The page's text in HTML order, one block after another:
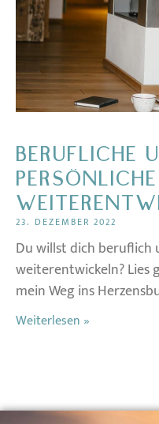
BERUFLICHE
PERSÖNLICHE
23. DEZEMBER 2022
Du willst dich beruflich
weiterentwickeln? Lies
mein Weg ins
Weiterlesen »